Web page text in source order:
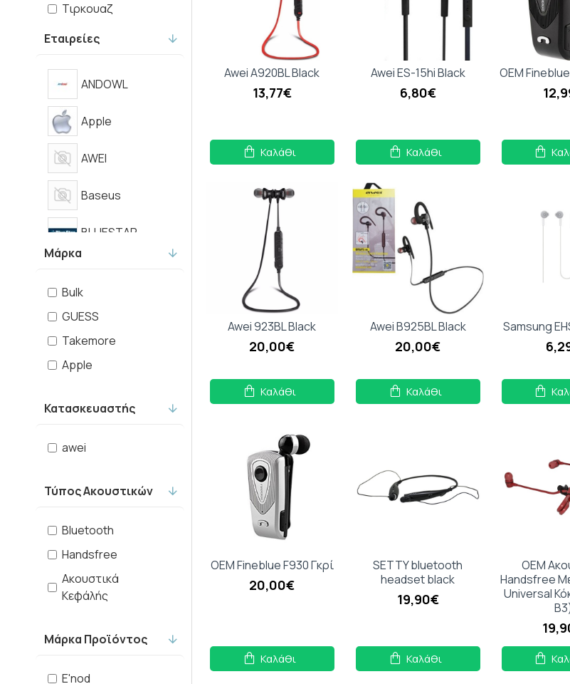
Εταιρείες
ANDOWL
Apple
AWEI
Baseus
BLUESTAR
Forever
Hoco
HUAWEI
MaXlife
OEM
Samsung
Setty
TAKEMORE
Μάρκα
Bulk
GUESS
Takemore
Apple
Κατασκευαστής
awei
Τύπος Ακουστικών
Bluetooth
Handsfree
Ακουστικά
Κεφάλής
Μάρκα Προϊόντος
E'nod
Τιρκουαζ
Φούξια
Μαύρο
Ροζ
Μπλε
Γαλάζιο
Πράσινο
Κόκκινο
Χρυσό
Ασημί
Awei A920BL Black
13,77€
Καλάθι
Awei ES-15hi Black
6,80€
Καλάθι
OEM
Awei 923BL Black
20,00€
Καλάθι
Awei B925BL Black
20,00€
Καλάθι
Samsung
OEM Fineblue F930 Γκρί
20,00€
Καλάθι
SETTY bluetooth
headset black
19,90€
Καλάθι
OEM
Handsfree
Universal